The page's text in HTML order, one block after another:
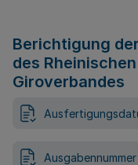
Berichtigung
des
Giroverbandes
Ausgabennummer